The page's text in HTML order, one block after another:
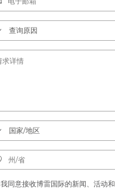
我同意接收博雷国际的新闻、活动和